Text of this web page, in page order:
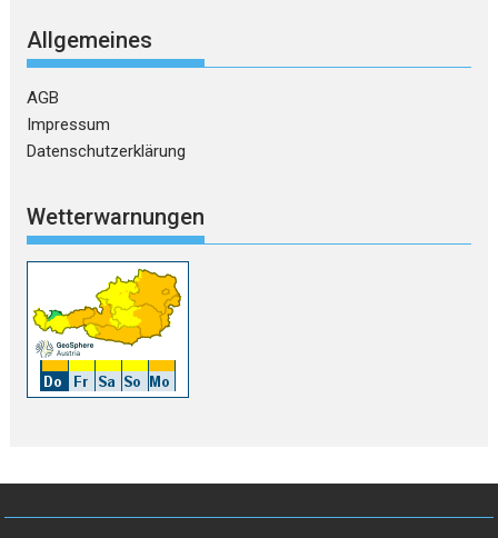
Allgemeines
AGB
Impressum
Datenschutzerklärung
Wetterwarnungen